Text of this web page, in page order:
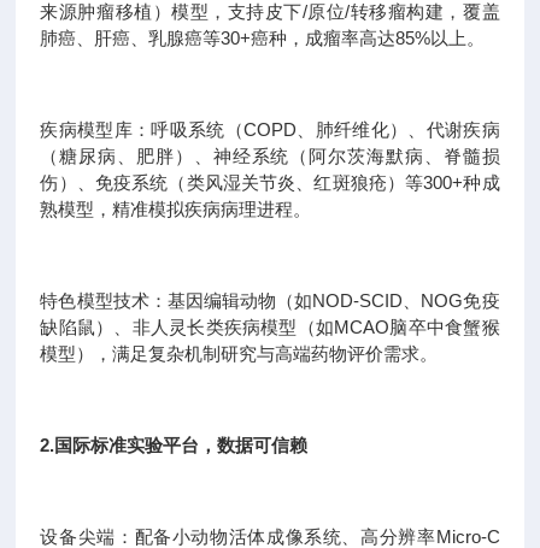
来源肿瘤移植）模型，支持皮下/原位/转移瘤构建，覆盖
肺癌、肝癌、乳腺癌等30+癌种，成瘤率高达85%以上。
疾病模型库：呼吸系统（COPD、肺纤维化）、代谢疾病
（糖尿病、肥胖）、神经系统（阿尔茨海默病、脊髓损
伤）、免疫系统（类风湿关节炎、红斑狼疮）等300+种成
熟模型，精准模拟疾病病理进程。
特色模型技术：基因编辑动物（如NOD-SCID、NOG免疫
缺陷鼠）、非人灵长类疾病模型（如MCAO脑卒中食蟹猴
模型），满足复杂机制研究与高端药物评价需求。
2.国际标准实验平台，数据可信赖
设备尖端：配备小动物活体成像系统、高分辨率Micro-C